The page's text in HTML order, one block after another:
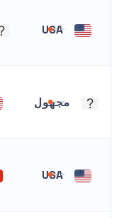
USA
مجهول
USA